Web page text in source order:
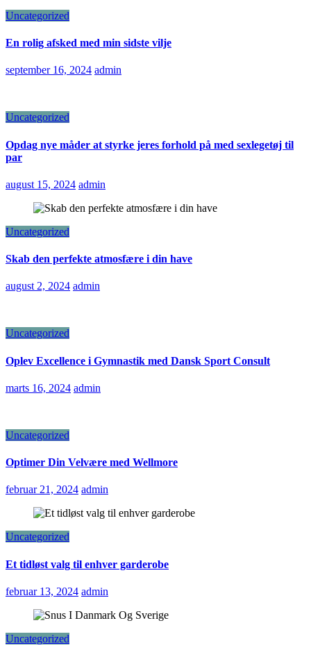
Uncategorized
En rolig afsked med min sidste vilje
september 16, 2024 admin
Uncategorized
Opdag nye måder at styrke jeres forhold på med sexlegetøj til
par
august 15, 2024 admin
Uncategorized
Skab den perfekte atmosfære i din have
august 2, 2024 admin
Uncategorized
Oplev Excellence i Gymnastik med Dansk Sport Consult
marts 16, 2024 admin
Uncategorized
Optimer Din Velvære med Wellmore
februar 21, 2024 admin
Uncategorized
Et tidløst valg til enhver garderobe
februar 13, 2024 admin
Uncategorized